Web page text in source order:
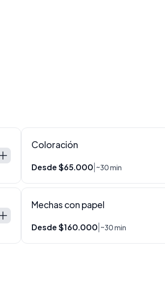
Coloración
Desde $65.000 ~30 min
Mechas con papel
Desde $160.000 ~30 min